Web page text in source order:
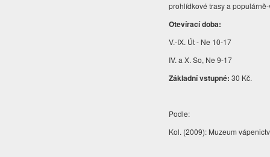
prohlídkové trasy a
Otevírací doba:
V.-IX. Út - Ne 10-17
IV. a X. So, Ne 9-17
Základní vstupné:30 Kč.
Podle:
Kol. (2009): Muzeum